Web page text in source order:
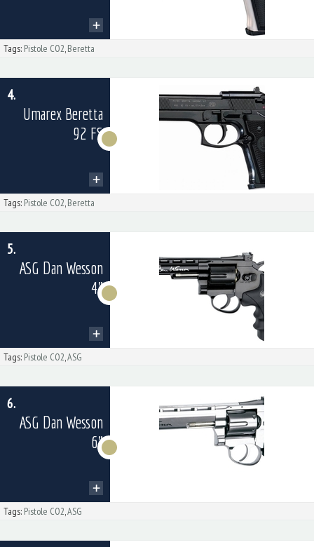
Tags: Pistole CO2,Beretta
4.
Umarex Beretta
92 FS
Tags: Pistole CO2,Beretta
5.
ASG Dan Wesson
4"
Tags: Pistole CO2,ASG
6.
ASG Dan Wesson
6"
Tags: Pistole CO2,ASG